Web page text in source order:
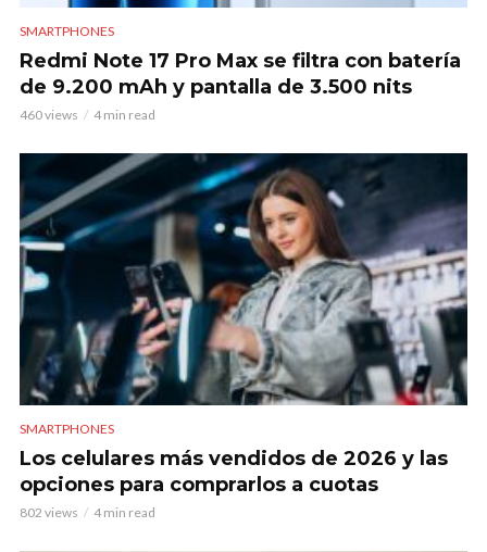
SMARTPHONES
Redmi Note 17 Pro Max se filtra con batería
de 9.200 mAh y pantalla de 3.500 nits
460 views 4 min read
SMARTPHONES
Los celulares más vendidos de 2026 y las
opciones para comprarlos a cuotas
802 views 4 min read